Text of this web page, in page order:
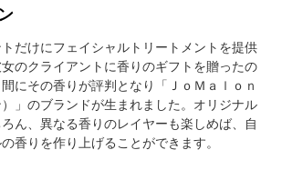
だけにフェイシャルトリートメントを提供
のクライアントに香りのギフトを贈ったの
にその香りが評判となり「ＪｏＭａｌｏｎ
」のブランドが生まれました。オリジナル
ん、異なる香りのレイヤーも楽しめば、自
香りを作り上げることができます。